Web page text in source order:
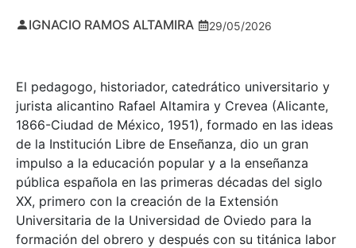
IGNACIO RAMOS ALTAMIRA 29/05/2026
El pedagogo, historiador, catedrático universitario y
jurista alicantino Rafael Altamira y Crevea (Alicante,
1866-Ciudad de México, 1951), formado en las ideas
de la Institución Libre de Enseñanza, dio un gran
impulso a la educación popular y a la enseñanza
pública española en las primeras décadas del siglo
XX, primero con la creación de la Extensión
Universitaria de la Universidad de Oviedo para la
formación del obrero y después con su titánica labor